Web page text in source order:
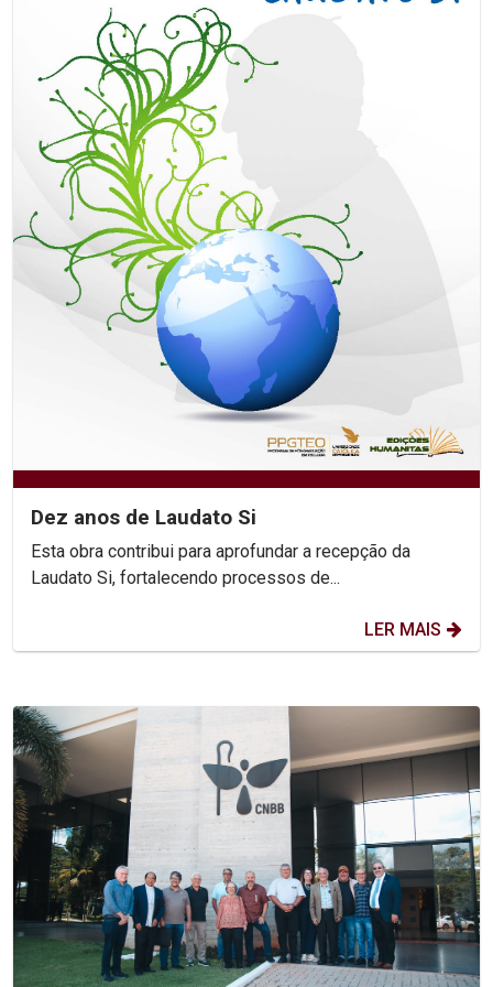
Dez anos de Laudato Si
Esta obra contribui para aprofundar a recepção da
Laudato Si, fortalecendo processos de...
LER MAIS